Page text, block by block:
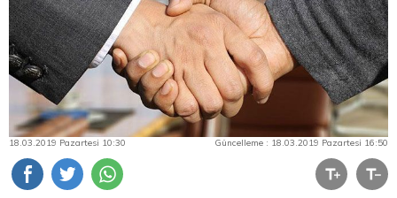
18.03.2019 Pazartesi 10:30 Güncelleme : 18.03.2019 Pazartesi 16:50